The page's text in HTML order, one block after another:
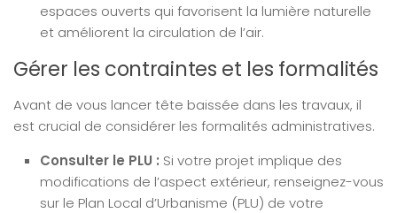
espaces ouverts qui favorisent la lumière naturelle
et améliorent la circulation de l’air.
Gérer les contraintes et les formalités
Avant de vous lancer tête baissée dans les travaux, il
est crucial de considérer les formalités administratives.
Consulter le PLU : Si votre projet implique des
modifications de l’aspect extérieur, renseignez-vous
sur le Plan Local d’Urbanisme (PLU) de votre